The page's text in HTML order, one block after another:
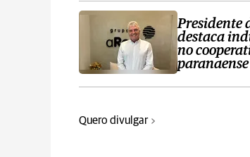
Presidente
destaca
no
paranaense
Quero divulgar